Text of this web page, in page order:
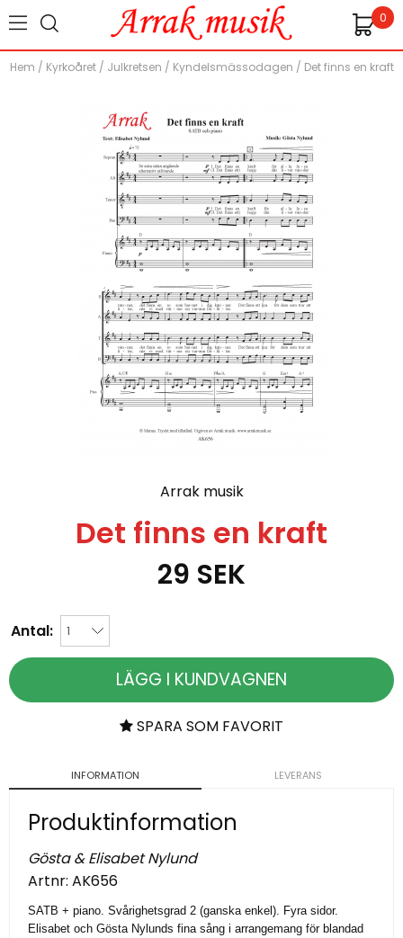
0
Hem / Kyrkoåret/ Julkretsen / Kyndelsmässodagen / Det finns en kraft
Arrak musik
Det finns en kraft
29 SEK
Antal:
LÄGG I KUNDVAGNEN
SPARA SOM FAVORIT
INFORMATION LEVERANS
Produktinformation
Gösta & Elisabet Nylund
Artnr: AK656
SATB + piano. Svårighetsgrad 2 (ganska enkel). Fyra sidor.
Elisabet och Gösta Nylunds fina sång i arrangemang för blandad